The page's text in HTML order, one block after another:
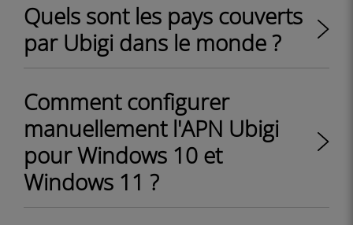
Quels sont les pays couverts
par Ubigi dans le monde ?
Comment configurer
manuellement l'APN Ubigi
pour Windows 10 et
Windows 11 ?